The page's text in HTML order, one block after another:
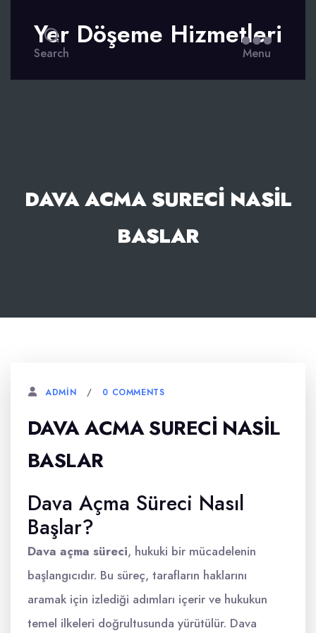
Search
Yer Döşeme Hizmetleri
Menu
DAVA ACMA SURECI NASIL
BASLAR
ADMIN 0 COMMENTS
DAVA ACMA SURECI NASIL
BASLAR
Dava Açma Süreci Nasıl
Başlar?
Dava açma süreci, hukuki bir mücadelenin
başlangıcıdır. Bu süreç, tarafların haklarını
aramak için izlediği adımları içerir ve hukukun
temel ilkeleri doğrultusunda yürütülür. Dava